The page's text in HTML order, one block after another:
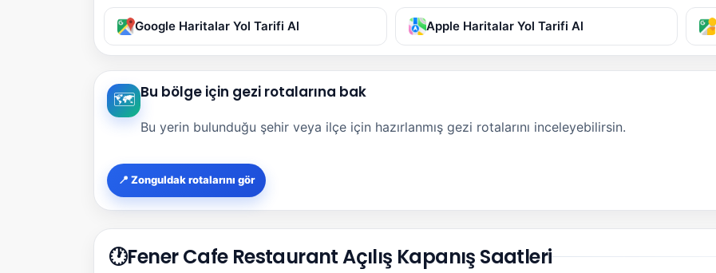
Google Haritalar Yol Tarifi Al Apple Haritalar Yol Tarifi Al
🗺️ Bu bölge için gezi rotalarına bak
Bu yerin bulunduğu şehir veya ilçe için hazırlanmış gezi rotalarını inceleyebilirsin.
📍 Zonguldak rotalarını gör
🕐Fener Cafe Restaurant Açılış Kapanış Saatleri